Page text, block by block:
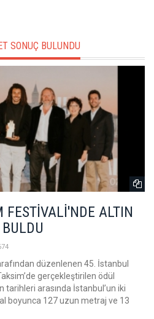
SONUÇ BULUNDU
ALTIN
düzenlenen 45. İstanbul
gerçekleştirilen ödül
tarihleri arasında İstanbul’un iki
boyunca 127 uzun metraj ve 13